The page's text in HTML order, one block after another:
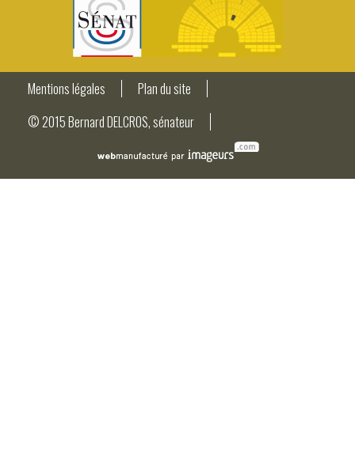
Mentions légales
Plan du site
© 2015 Bernard DELCROS, sénateur